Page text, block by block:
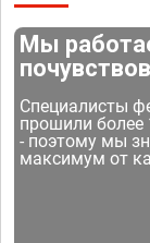
Мы
Специалисты
прошили более
- поэтому мы
максимум от